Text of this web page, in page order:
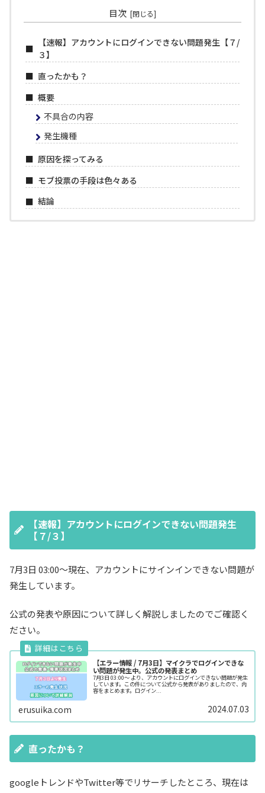
目次
【速報】アカウントにログインできない問題発生【７/
３】
直ったかも？
概要
不具合の内容
発生機種
原因を探ってみる
モブ投票の手段は色々ある
結論
【速報】アカウントにログインできない問題発生
【７/３】
7月3日 03:00～現在、アカウントにサインインできない問題が
発生しています。
公式の発表や原因について詳しく解説しましたのでご確認く
ださい。
【エラー情報 / 7月3日】マイクラでログインできな
い問題が発生中。公式の発表まとめ
7月3日 03:00～ より、アカウントにログインできない問題が発生
しています。この件について公式から発表がありましたので、内
容をまとめます。ログイン...
erusuika.com 2024.07.03
直ったかも？
googleトレンドやTwitter等でリサーチしたところ、現在は